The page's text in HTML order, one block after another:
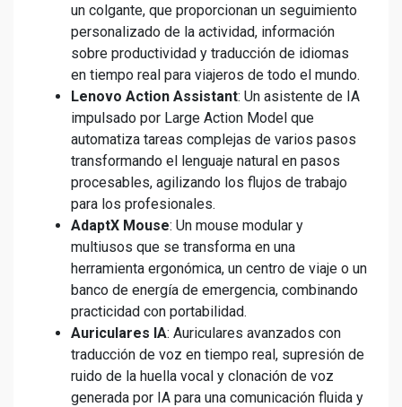
un colgante, que proporcionan un seguimiento
personalizado de la actividad, información
sobre productividad y traducción de idiomas
en tiempo real para viajeros de todo el mundo.
Lenovo Action Assistant: Un asistente de IA
impulsado por Large Action Model que
automatiza tareas complejas de varios pasos
transformando el lenguaje natural en pasos
procesables, agilizando los flujos de trabajo
para los profesionales.
AdaptX Mouse: Un mouse modular y
multiusos que se transforma en una
herramienta ergonómica, un centro de viaje o un
banco de energía de emergencia, combinando
practicidad con portabilidad.
Auriculares IA: Auriculares avanzados con
traducción de voz en tiempo real, supresión de
ruido de la huella vocal y clonación de voz
generada por IA para una comunicación fluida y